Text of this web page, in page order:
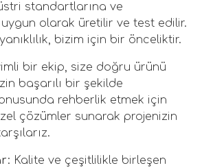
standartlarına ve
olarak üretilir ve test edilir.
bizim için bir önceliktir.
bir ekip, size doğru ürünü
başarılı bir şekilde
rehberlik etmek için
çözümler sunarak projenizin
Kalite ve çeşitlilikle birleşen